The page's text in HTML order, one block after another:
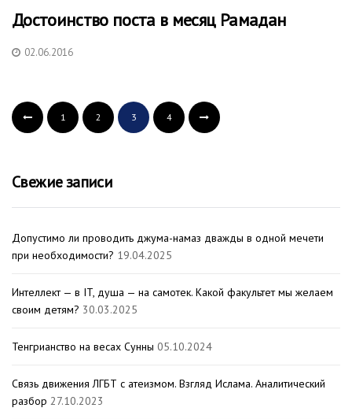
Достоинство поста в месяц Рамадан
02.06.2016
1 2 3 4
Свежие записи
Допустимо ли проводить джума-намаз дважды в одной мечети
при необходимости? 19.04.2025
Интеллект — в IT, душа — на самотек. Какой факультет мы желаем
своим детям? 30.03.2025
Тенгрианство на весах Сунны 05.10.2024
Связь движения ЛГБТ с атеизмом. Взгляд Ислама. Аналитический
разбор 27.10.2023